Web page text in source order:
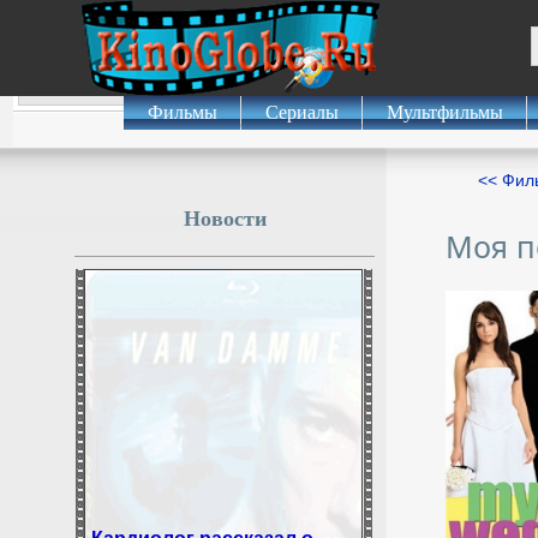
Фильмы Сериалы Мультфильмы
<<
Моя
Новости